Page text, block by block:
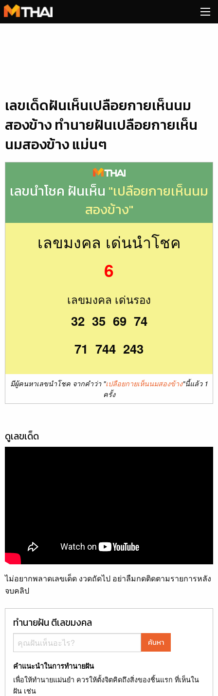
Skip
to
เลขเด็ดฝันเห็นเปลือยกายเห็นนม
สองข้าง ทำนายฝันเปลือยกายเห็น
นมสองข้าง แม่นๆ
เลขนำโชค ฝันเห็น "เปลือยกายเห็นนม
สองข้าง"
เลขมงคล เด่นนำโชค
6
เลขมงคล เด่นรอง
32 35 69 74
71 744 243
มีผู้คนหาเลขนำโชค จากคำว่า "เปลือยกายเห็นนมสองข้าง"นี้แล้ว 1
ครั้ง
ดูเลขเด็ด
ไม่อยากพลาดเลขเด็ด งวดถัดไป อย่าลืมกดติดตามรายการหลัง
จบคลิป
ทำนายฝัน ตีเลขมงคล
ค้นหา
คำแนะนำในการทำนายฝัน
เพื่อให้ทำนายแม่นยำ ควรให้ตั้งจิตคิดถึงสิ่งของชิ้นแรก ที่เห็นใน
ฝัน เช่น